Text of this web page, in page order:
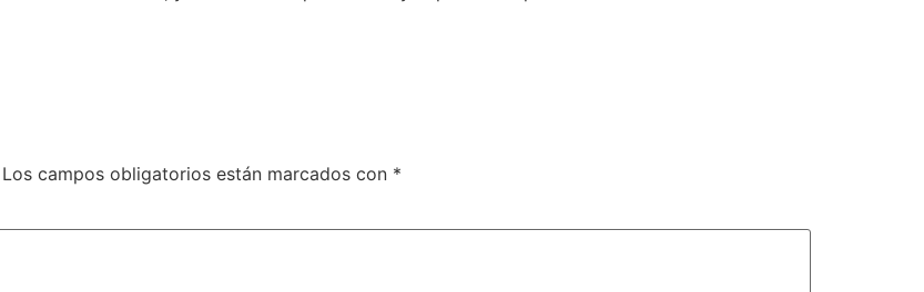
Los campos obligatorios están marcados con *